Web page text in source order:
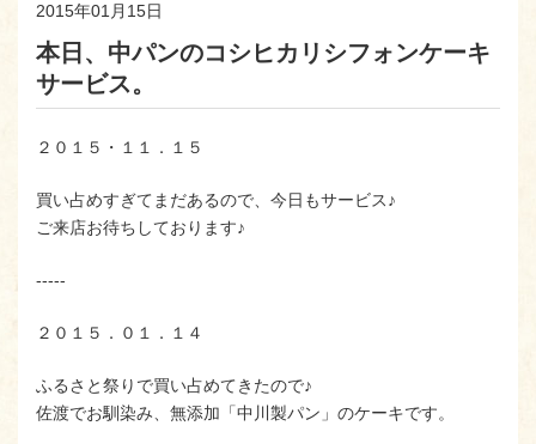
2015年01月15日
本日、中パンのコシヒカリシフォンケーキ
サービス。
２０１５・１１．１５
買い占めすぎてまだあるので、今日もサービス♪
ご来店お待ちしております♪
-----
２０１５．０１．１４
ふるさと祭りで買い占めてきたので♪
佐渡でお馴染み、無添加「中川製パン」のケーキです。